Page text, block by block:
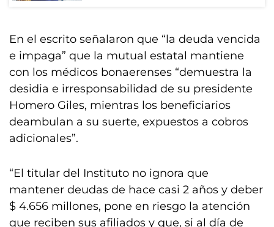
En el escrito señalaron que “la deuda vencida
e impaga” que la mutual estatal mantiene
con los médicos bonaerenses “demuestra la
desidia e irresponsabilidad de su presidente
Homero Giles, mientras los beneficiarios
deambulan a su suerte, expuestos a cobros
adicionales”.
“El titular del Instituto no ignora que
mantener deudas de hace casi 2 años y deber
$ 4.656 millones, pone en riesgo la atención
que reciben sus afiliados y que, si al día de